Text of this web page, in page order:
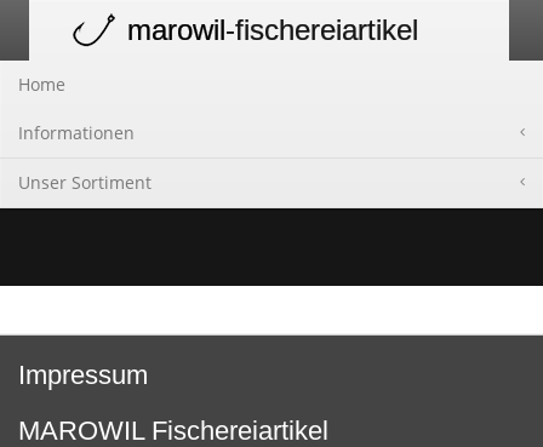
navigation
marowil-fischereiartikel
Home
Informationen
Unser Sortiment
Impressum
MAROWIL Fischereiartikel